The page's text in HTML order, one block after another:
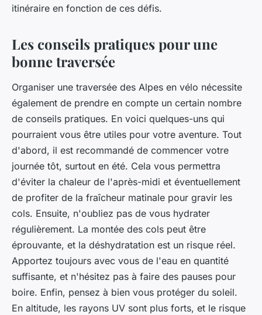
itinéraire en fonction de ces défis.
Les conseils pratiques pour une
bonne traversée
Organiser une traversée des Alpes en vélo nécessite
également de prendre en compte un certain nombre
de conseils pratiques. En voici quelques-uns qui
pourraient vous être utiles pour votre aventure. Tout
d'abord, il est recommandé de commencer votre
journée tôt, surtout en été. Cela vous permettra
d'éviter la chaleur de l'après-midi et éventuellement
de profiter de la fraîcheur matinale pour gravir les
cols. Ensuite, n'oubliez pas de vous hydrater
régulièrement. La montée des cols peut être
éprouvante, et la déshydratation est un risque réel.
Apportez toujours avec vous de l'eau en quantité
suffisante, et n'hésitez pas à faire des pauses pour
boire. Enfin, pensez à bien vous protéger du soleil.
En altitude, les rayons UV sont plus forts, et le risque